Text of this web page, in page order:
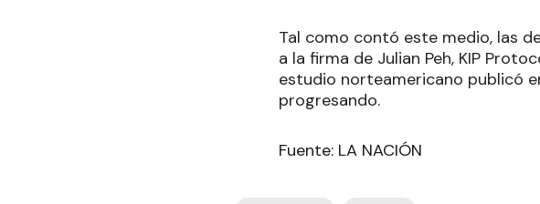
Tal como contó este medio, las
a la firma de Julian Peh, KIP
estudio norteamericano publicó
progresando.
Fuente: LA NACIÓN